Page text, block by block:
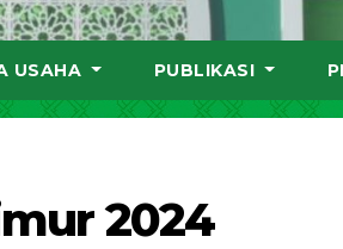
USAHA PUBLIKASI
2024